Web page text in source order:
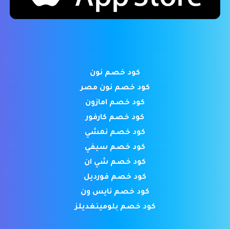
كود خصم نون
كود خصم نون مصر
كود خصم امازون
كود خصم كارفور
كود خصم نمشي
كود خصم سيفي
كود خصم شي ان
كود خصم فورديل
كود خصم نايس ون
كود خصم بلومينغديلز